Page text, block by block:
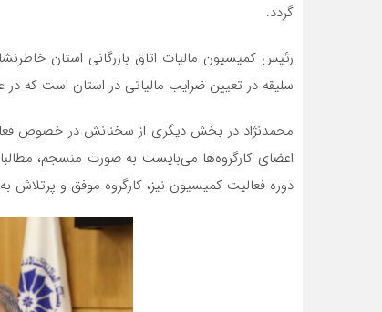
گردد.
رئیس کمیسیون مالیات اتاق بازرگانی استان
سلیقه در تعیین ضرایب مالیاتی در استان است که
محمدنژاد در بخش دیگری از سخنانش در خصوص
اعضای کارگروه‌ها می‌بایست به صورت منسجم،
دوره فعالیت کمیسیون نیز، کارگروه‌ موفق و پرتلاش